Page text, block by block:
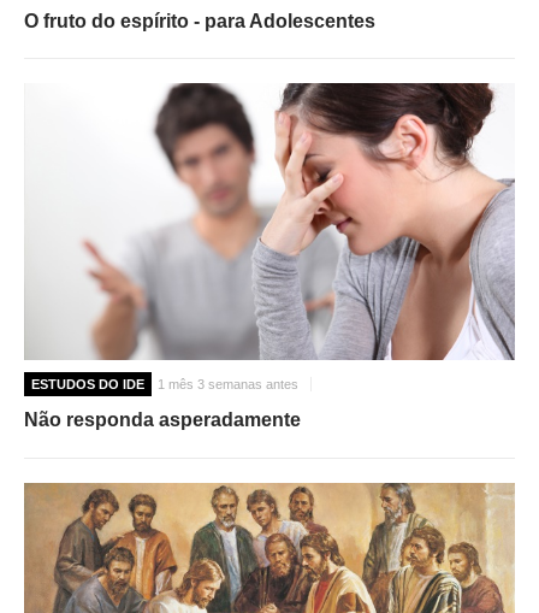
O fruto do espírito - para Adolescentes
ESTUDOS DO IDE 1 mês 3 semanas antes
Não responda asperadamente